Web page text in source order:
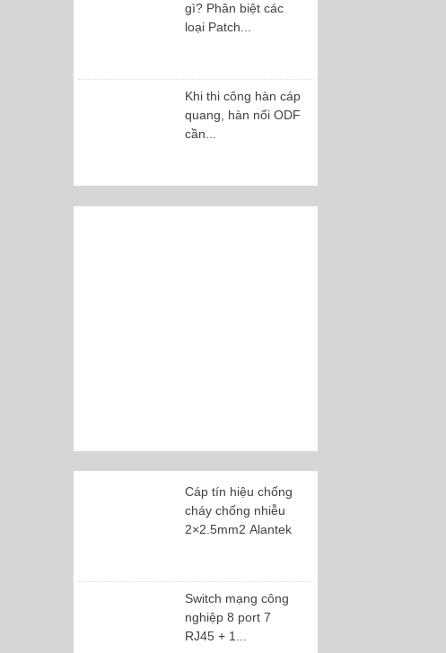
gì? Phân biệt các
loại Patch...
Khi thi công hàn cáp
quang, hàn nối ODF
cần...
Cáp tín hiệu chống
cháy chống nhiễu
2×2.5mm2 Alantek
Switch mạng công
nghiệp 8 port 7
RJ45 + 1...